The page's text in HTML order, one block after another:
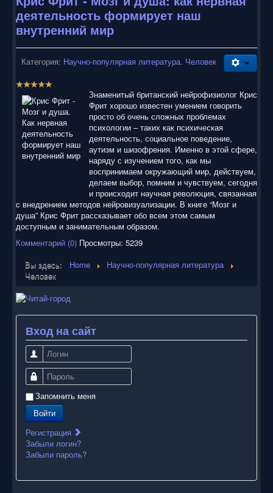
деятельность формирует наш
внутренний мир
Категория: Научно-популярная литература. Человек
Р
/
5
Знаменитый британский нейрофизиолог Крис
Фрит хорошо известен умением говорить
просто об очень сложных проблемах
психологии – таких как психическая
деятельность, социальное поведение,
аутизм и шизофрения. Именно в этой сфере,
наряду с изучением того, как мы
воспринимаем окружающий мир, действуем,
делаем выбор, помним и чувствуем, сегодня
и происходит научная революция, связанная
с внедрением методов нейровизуализации. В книге “Мозг и
душа” Крис Фрит рассказывает обо всем этом самым
доступным и занимательным образом.
Комментарий (0) Просмотры: 5239
Вы здесь:
Home
Научно-популярная литература
Человек
Вход на сайт
Логин
Пароль
Запомнить меня
Войти
Регистрация
Забыли логин?
Забыли пароль?